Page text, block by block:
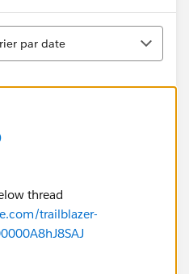
par date
thread
trailblazer-